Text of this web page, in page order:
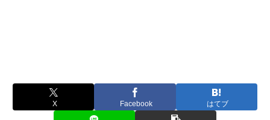
X Facebook はてブ